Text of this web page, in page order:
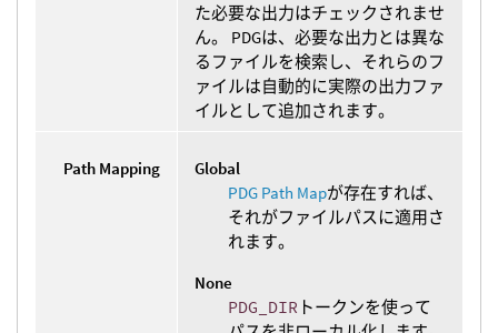
た必要な出力はチェックされませ
ん。 PDGは、必要な出力とは異な
るファイルを検索し、それらのフ
ァイルは自動的に実際の出力ファ
イルとして追加されます。
Path Mapping
Global
PDG Path Mapが存在すれば、
それがファイルパスに適用さ
れます。
None
PDG_DIR トークンを使って